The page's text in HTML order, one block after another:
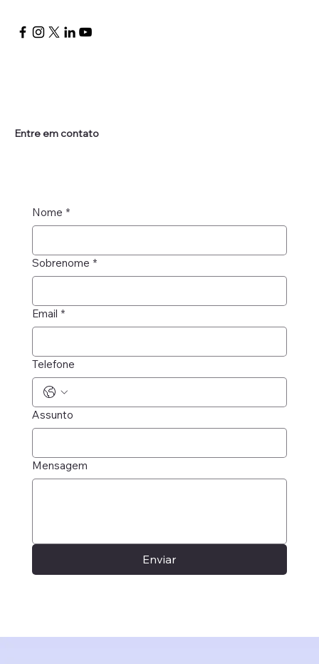
Entre em contato
Nome *
Sobrenome *
Email *
Telefone
Assunto
Mensagem
Enviar